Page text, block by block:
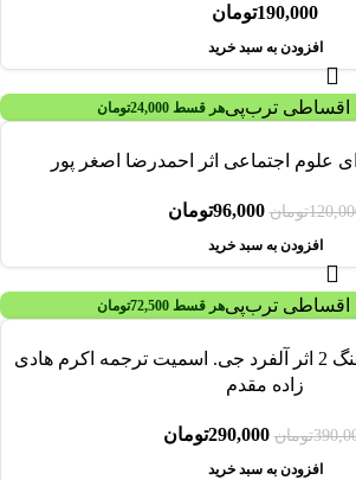
190,000تومان
افزودن به سبد خرید
هر قسط 24,000تومان
علوم اجتماعی اثر احمدرضا اصغر پور
تومان 96,000تومان
افزودن به سبد خرید
هر قسط 72,500تومان
کتاب ارتباطات و فرهنگ 2 اثر آلفرد جی. اسمیت ترجمه اکرم هادی
زاده مقدم
تومان 290,000تومان
افزودن به سبد خرید